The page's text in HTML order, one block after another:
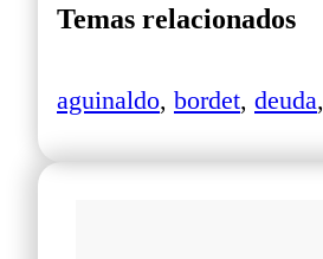
Temas relacionados
aguinaldo, bordet, deuda,